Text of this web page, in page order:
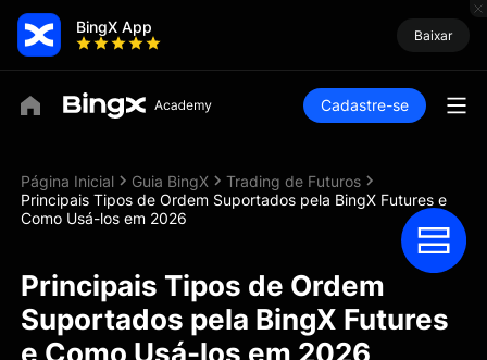
BingX App Baixar
Cadastre-se
Página Inicial Guia BingX
Trading de Futuros
Principais Tipos de Ordem Suportados pela BingX Futures e
Como Usá-los em 2026
Principais Tipos de Ordem
Suportados pela BingX Futures
e Como Usá-los em 2026